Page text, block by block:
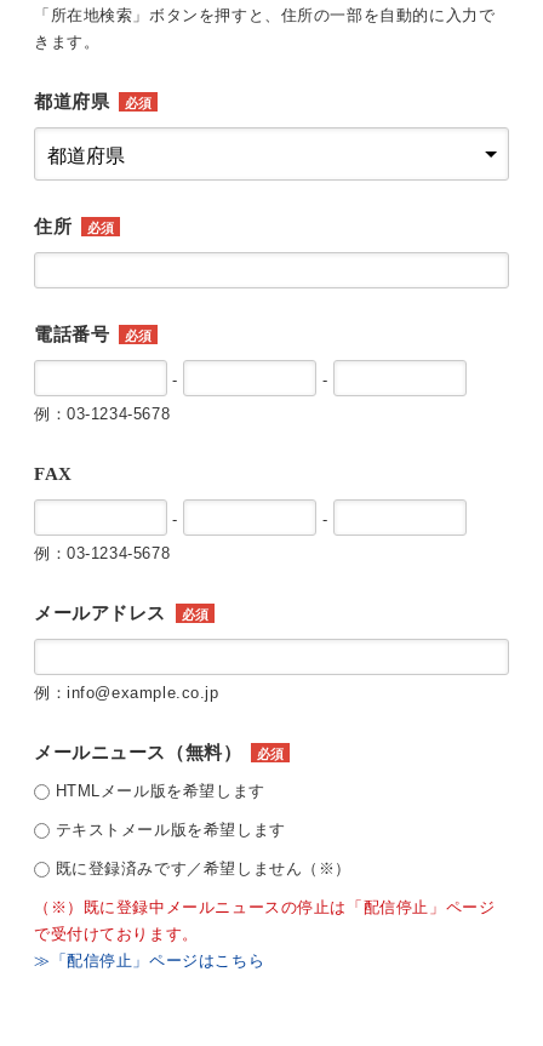
「所在地検索」ボタンを押すと、住所の一部を自動的に入力で
きます。
都道府県 必須
住所 必須
電話番号 必須
-
-
例：03-1234-5678
FAX
-
-
例：03-1234-5678
メールアドレス 必須
例：info@example.co.jp
メールニュース（無料） 必須
HTMLメール版を希望します
テキストメール版を希望します
既に登録済みです／希望しません（※）
（※）既に登録中メールニュースの停止は「配信停止」ページ
で受付けております。
≫「配信停止」ページはこちら